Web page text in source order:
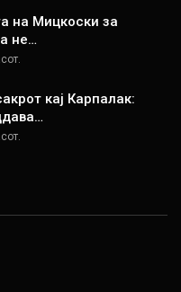
на Мицкоски за
не…
кај Карпалак: